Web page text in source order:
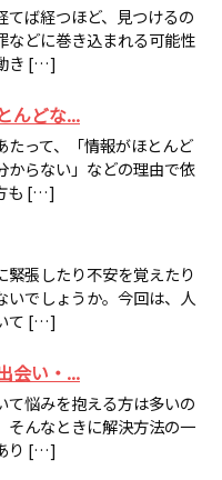
てば経つほど、見つけるの
などに巻き込まれる可能性
き […]
んどな...
たって、「情報がほとんど
からない」などの理由で依
も […]
緊張したり不安を覚えたり
いでしょうか。今回は、人
て […]
会い・...
て悩みを抱える方は多いの
そんなときに解決方法の一
り […]